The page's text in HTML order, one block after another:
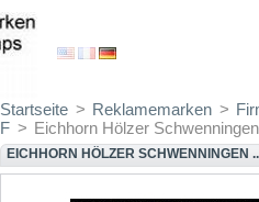
Startseite > Reklamemarken >
F > Eichhorn Hölzer
EICHHORN HÖLZER SCHWENNINGEN